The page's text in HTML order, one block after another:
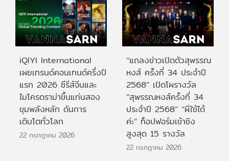
iQIYI International
เผยเทรนด์คอนเทนต์ครึ่งปี
แรก 2026 ซีรีส์จีนและ
ไมโครดราม่าขึ้นแท่นสอง
ขุมพลังหลัก ดันการ
เติบโตทั่วโลก
22 กรกฎาคม 2026
“แถลงข่าวเปิดตัวสุพรรณ
หงส์ ครั้งที่ 34 ประจำปี
2568” เปิดโผรางวัล
“สุพรรณหงส์ครั้งที่ 34
ประจำปี 2568” “ผีใช้ได้
ค่ะ” ท็อปฟอร์มเข้าชิง
สูงสุด 15 รางวัล
22 กรกฎาคม 2026